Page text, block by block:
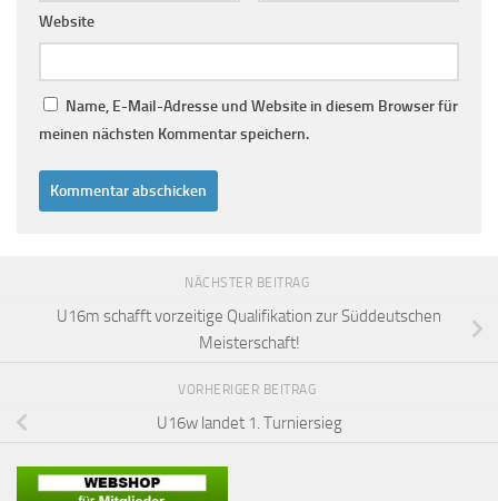
Website
Name, E-Mail-Adresse und Website in diesem Browser für
meinen nächsten Kommentar speichern.
NÄCHSTER BEITRAG
U16m schafft vorzeitige Qualifikation zur Süddeutschen
Meisterschaft!
VORHERIGER BEITRAG
U16w landet 1. Turniersieg